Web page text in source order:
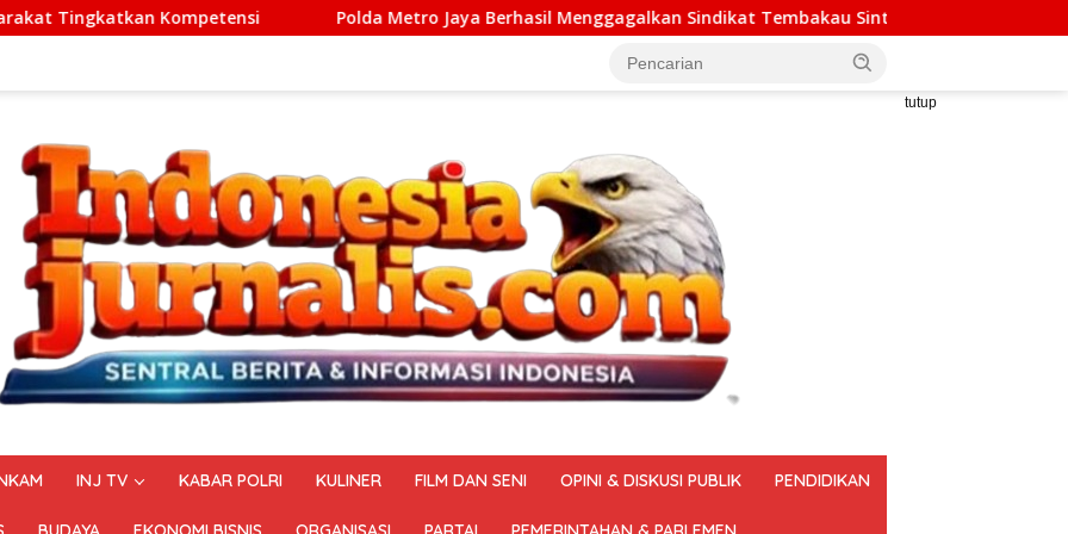
Polda Metro Jaya Berhasil Menggagalkan Sindikat Tembakau Sintetis Seberat 995 Gram
tutup
INJ TV KABAR POLRI KULINER FILM DAN SENI OPINI & DISKUSI PUBLIK PENDIDIKAN